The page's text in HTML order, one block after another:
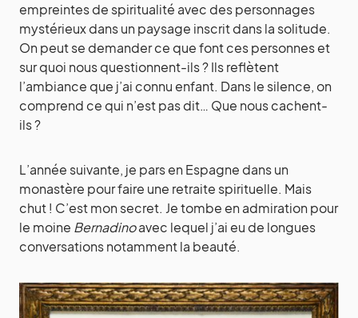
empreintes de spiritualité avec des personnages
mystérieux dans un paysage inscrit dans la solitude.
On peut se demander ce que font ces personnes et
sur quoi nous questionnent-ils ? Ils reflètent
l’ambiance que j’ai connu enfant. Dans le silence, on
comprend ce qui n’est pas dit… Que nous cachent-
ils ?
L’année suivante, je pars en Espagne dans un
monastère pour faire une retraite spirituelle. Mais
chut ! C’est mon secret. Je tombe en admiration pour
le moine Bernadinoavec lequel j’ai eu de longues
conversations notamment la beauté.